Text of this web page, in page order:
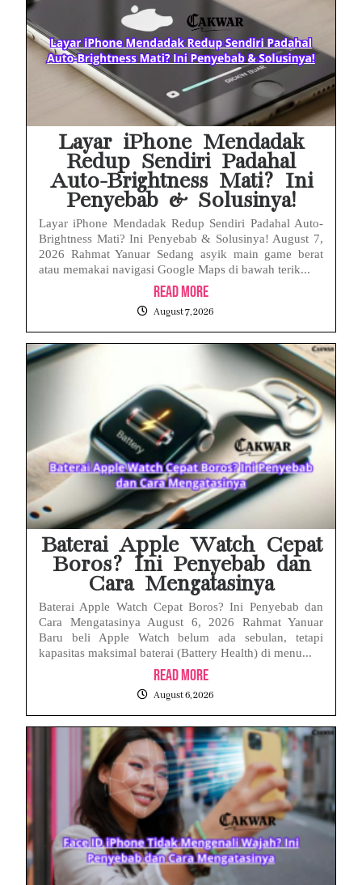
Layar iPhone Mendadak
Redup Sendiri Padahal
Auto-Brightness Mati? Ini
Penyebab & Solusinya!
Layar iPhone Mendadak Redup Sendiri Padahal Auto-
Brightness Mati? Ini Penyebab & Solusinya! August 7,
2026 Rahmat Yanuar Sedang asyik main game berat
atau memakai navigasi Google Maps di bawah terik...
Read More
August 7, 2026
Baterai Apple Watch Cepat
Boros? Ini Penyebab dan
Cara Mengatasinya
Baterai Apple Watch Cepat Boros? Ini Penyebab dan
Cara Mengatasinya August 6, 2026 Rahmat Yanuar
Baru beli Apple Watch belum ada sebulan, tetapi
kapasitas maksimal baterai (Battery Health) di menu...
Read More
August 6, 2026